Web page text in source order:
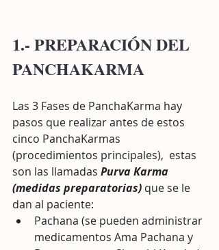
1.- PREPARACIÓN DEL
PANCHAKARMA
Las 3 Fases de PanchaKarma hay
pasos que realizar antes de estos
cinco PanchaKarmas
(procedimientos principales),  estas
son las llamadas Purva Karma
(medidas preparatorias) que se le
dan al paciente:
Pachana (se pueden administrar
medicamentos Ama Pachana y